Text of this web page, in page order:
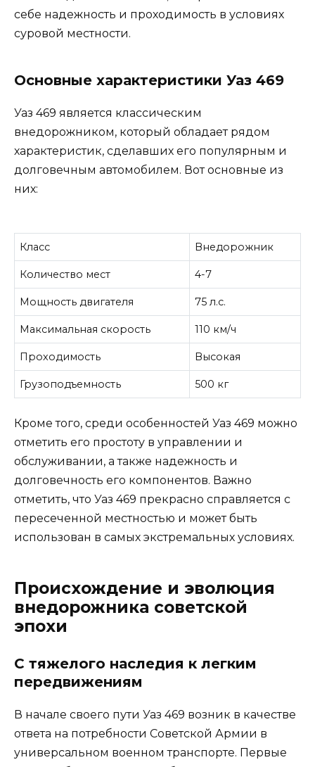
себе надежность и проходимость в условиях
суровой местности.
Основные характеристики Уаз 469
Уаз 469 является классическим
внедорожником, который обладает рядом
характеристик, сделавших его популярным и
долговечным автомобилем. Вот основные из
них:
Класс Внедорожник
Количество мест 4-7
Мощность двигателя 75 л.с.
Максимальная скорость 110 км/ч
Проходимость Высокая
Грузоподъемность 500 кг
Кроме того, среди особенностей Уаз 469 можно
отметить его простоту в управлении и
обслуживании, а также надежность и
долговечность его компонентов. Важно
отметить, что Уаз 469 прекрасно справляется с
пересеченной местностью и может быть
использован в самых экстремальных условиях.
Происхождение и эволюция
внедорожника советской
эпохи
С тяжелого наследия к легким
передвижениям
В начале своего пути Уаз 469 возник в качестве
ответа на потребности Советской Армии в
универсальном военном транспорте. Первые